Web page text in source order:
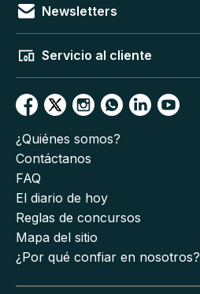
Newsletters
Servicio al cliente
¿Quiénes somos?
Contáctanos
FAQ
El diario de hoy
Reglas de concursos
Mapa del sitio
¿Por qué confiar en nosotros?